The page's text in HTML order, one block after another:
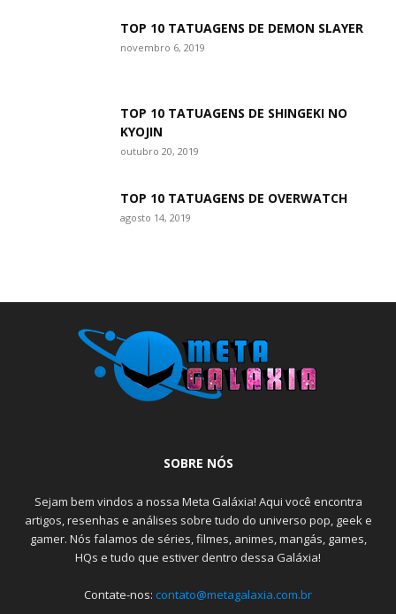
TOP 10 TATUAGENS DE DEMON SLAYER
novembro 6, 2019
TOP 10 TATUAGENS DE SHINGEKI NO
KYOJIN
outubro 20, 2019
TOP 10 TATUAGENS DE OVERWATCH
agosto 14, 2019
SOBRE NÓS
Sejam bem vindos a nossa Meta Galáxia! Aqui você encontra
artigos, resenhas e análises sobre tudo do universo pop, geek e
gamer. Nós falamos de séries, filmes, animes, mangás, games,
HQs e tudo que estiver dentro dessa Galáxia!
Contate-nos: contato@metagalaxia.com.br